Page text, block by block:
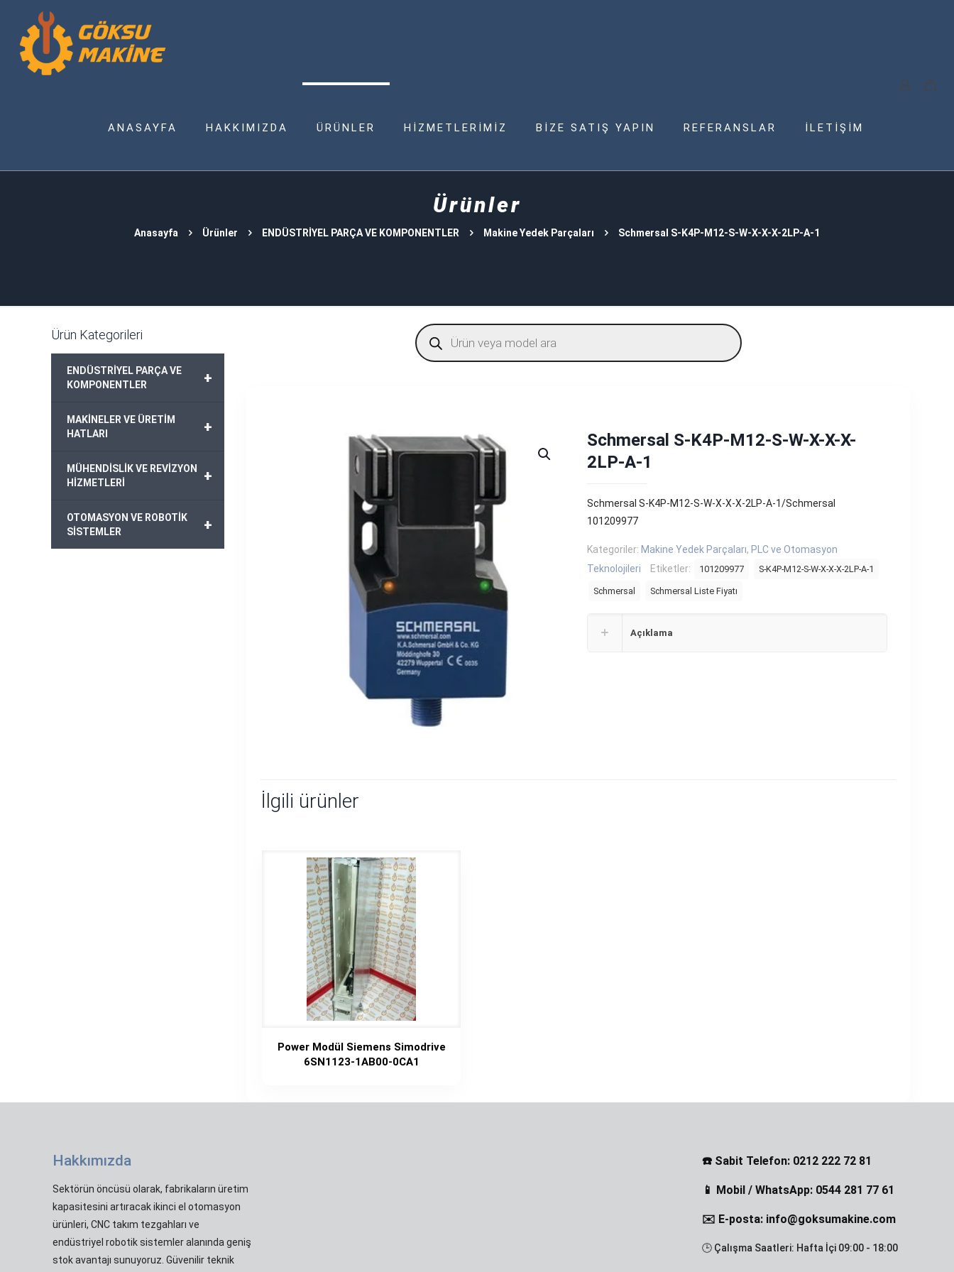
ANASAYFA HAKKIMIZDA ÜRÜNLER HİZMETLERİMİZ BİZE SATIŞ YAPIN REFERANSLAR İLETİŞİM
Ürünler
Anasayfa Ürünler ENDÜSTRİYEL PARÇA VE KOMPONENTLER Makine Yedek Parçaları Schmersal S-K4P-M12-S-W-X-X-X-2LP-A-1
Products
search
Schmersal S-K4P-M12-S-W-X-X-X-
2LP-A-1
Schmersal S-K4P-M12-S-W-X-X-X-2LP-A-1/Schmersal
101209977
Kategoriler: Makine Yedek Parçaları, PLC ve Otomasyon
Teknolojileri
Etiketler: 101209977 S-K4P-M12-S-W-X-X-X-2LP-A-1
Schmersal Schmersal Liste Fiyatı
Açıklama
İlgili ürünler
Power Modül Siemens Simodrive
6SN1123-1AB00-0CA1
Ürün Kategorileri
+
ENDÜSTRİYEL PARÇA VE
KOMPONENTLER
+
MAKİNELER VE ÜRETİM
HATLARI
+
MÜHENDİSLİK VE REVİZYON
HİZMETLERİ
+
OTOMASYON VE ROBOTİK
SİSTEMLER
Hakkımızda
Sektörün öncüsü olarak, fabrikaların üretim
kapasitesini artıracak ikinci el otomasyon
ürünleri, CNC takım tezgahları ve
endüstriyel robotik sistemler alanında geniş
stok avantajı sunuyoruz. Güvenilir teknik
☎️ Sabit Telefon: 0212 222 72 81
📱 Mobil / WhatsApp: 0544 281 77 61
✉️ E-posta: info@goksumakine.com
🕒 Çalışma Saatleri: Hafta İçi 09:00 - 18:00